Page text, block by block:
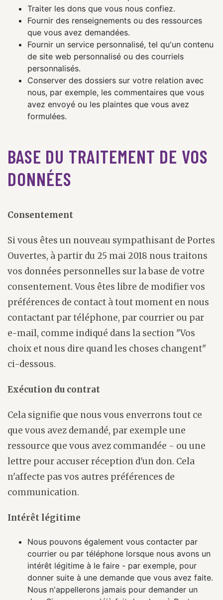
Traiter les dons que vous nous confiez.
Fournir des renseignements ou des ressources
que vous avez demandées.
Fournir un service personnalisé, tel qu'un contenu
de site web personnalisé ou des courriels
personnalisés.
Conserver des dossiers sur votre relation avec
nous, par exemple, les commentaires que vous
avez envoyé ou les plaintes que vous avez
formulées.
BASE DU TRAITEMENT DE VOS
DONNÉES
Consentement
Si vous êtes un nouveau sympathisant de Portes
Ouvertes, à partir du 25 mai 2018 nous traitons
vos données personnelles sur la base de votre
consentement. Vous êtes libre de modifier vos
préférences de contact à tout moment en nous
contactant par téléphone, par courrier ou par
e-mail, comme indiqué dans la section "Vos
choix et nous dire quand les choses changent"
ci-dessous.
Exécution du contrat
Cela signifie que nous vous enverrons tout ce
que vous avez demandé, par exemple une
ressource que vous avez commandée - ou une
lettre pour accuser réception d'un don. Cela
n'affecte pas vos autres préférences de
communication.
Intérêt légitime
Nous pouvons également vous contacter par
courrier ou par téléphone lorsque nous avons un
intérêt légitime à le faire - par exemple, pour
donner suite à une demande que vous avez faite.
Nous n'appellerons jamais pour demander un